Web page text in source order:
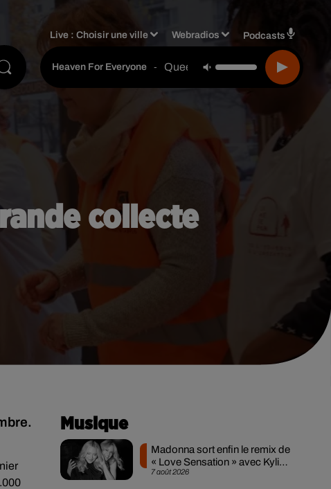
Live :Choisir une ville Webradios Podcasts
Heaven For Everyone - Queen
collecte
Musique
7 août 2026
Madonna sort enfin le remix de
« Love Sensation » avec Kylie
Minogue